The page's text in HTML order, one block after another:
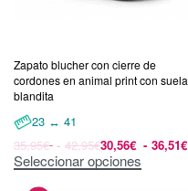
Zapato blucher con cierre de
cordones en animal print con suela
blandita
23 ↔ 41
35,95€ 42,95€30,56€ 36,51€
Seleccionar opciones